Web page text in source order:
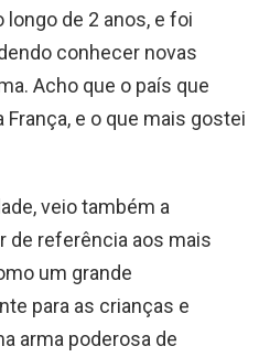
de 2 anos, e foi
conhecer novas
Acho que o país que
e o que mais gostei
veio também a
de referência aos mais
um grande
para as crianças e
arma poderosa de